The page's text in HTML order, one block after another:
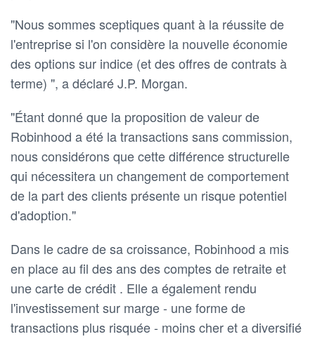
"Nous sommes sceptiques quant à la réussite de
l'entreprise si l'on considère la nouvelle économie
des options sur indice (et des offres de contrats à
terme) ", a déclaré J.P. Morgan.
"Étant donné que la proposition de valeur de
Robinhood a été la transactions sans commission,
nous considérons que cette différence structurelle
qui nécessitera un changement de comportement
de la part des clients présente un risque potentiel
d'adoption."
Dans le cadre de sa croissance, Robinhood a mis
en place au fil des ans des comptes de retraite et
une carte de crédit . Elle a également rendu
l'investissement sur marge - une forme de
transactions plus risquée - moins cher et a diversifié